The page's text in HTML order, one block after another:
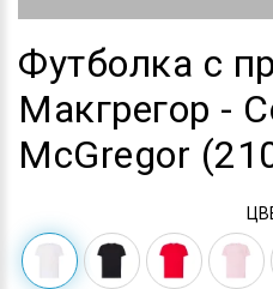
Футболка с
Макгрегор -
McGregor